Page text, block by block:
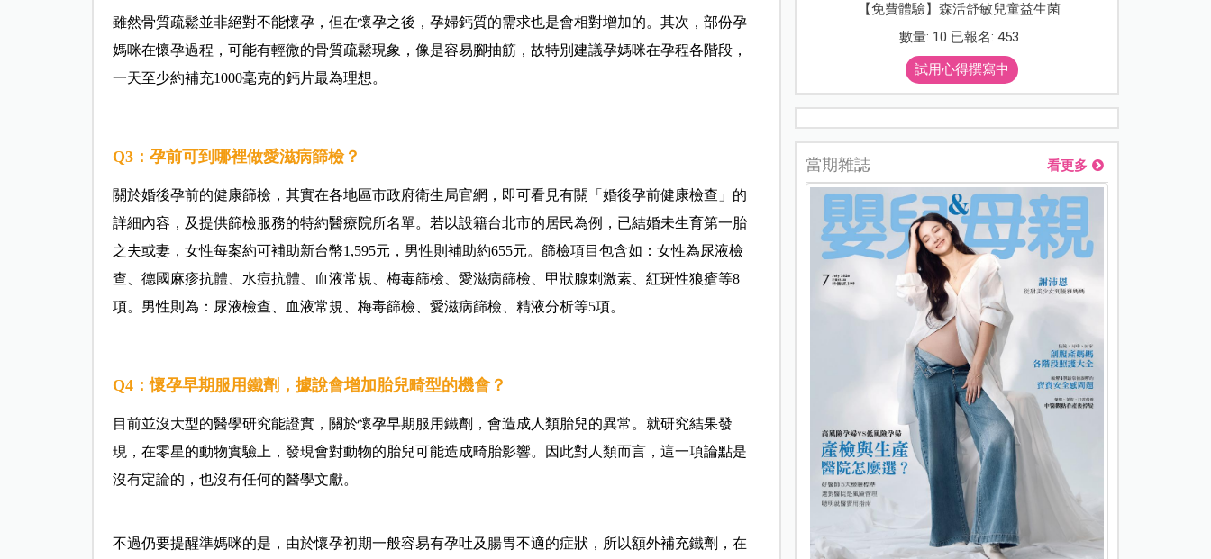
雖然骨質疏鬆並非絕對不能懷孕，但在懷孕之後，孕婦鈣質的需求也是會相對增加的。其次，部份孕
媽咪在懷孕過程，可能有輕微的骨質疏鬆現象，像是容易腳抽筋，故特別建議孕媽咪在孕程各階段，
一天至少約補充1000毫克的鈣片最為理想。
Q3：孕前可到哪裡做愛滋病篩檢？
關於婚後孕前的健康篩檢，其實在各地區市政府衛生局官網，即可看見有關「婚後孕前健康檢查」的
詳細內容，及提供篩檢服務的特約醫療院所名單。若以設籍台北市的居民為例，已結婚未生育第一胎
之夫或妻，女性每案約可補助新台幣1,595元，男性則補助約655元。篩檢項目包含如：女性為尿液檢
查、德國麻疹抗體、水痘抗體、血液常規、梅毒篩檢、愛滋病篩檢、甲狀腺刺激素、紅斑性狼瘡等8
項。男性則為：尿液檢查、血液常規、梅毒篩檢、愛滋病篩檢、精液分析等5項。
Q4：懷孕早期服用鐵劑，據說會增加胎兒畸型的機會？
目前並沒大型的醫學研究能證實，關於懷孕早期服用鐵劑，會造成人類胎兒的異常。就研究結果發
現，在零星的動物實驗上，發現會對動物的胎兒可能造成畸胎影響。因此對人類而言，這一項論點是
沒有定論的，也沒有任何的醫學文獻。
不過仍要提醒準媽咪的是，由於懷孕初期一般容易有孕吐及腸胃不適的症狀，所以額外補充鐵劑，在
【免費體驗】森活舒敏兒童益生菌
數量: 10 已報名: 453
試用心得撰寫中
當期雜誌 看更多